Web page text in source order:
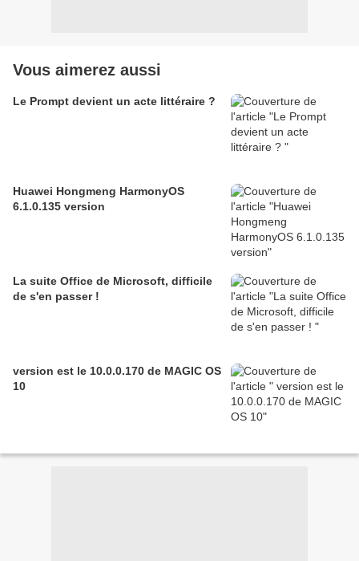
Vous aimerez aussi
Le Prompt devient un acte littéraire ?
Huawei Hongmeng HarmonyOS
6.1.0.135 version
La suite Office de Microsoft, difficile
de s'en passer !
version est le 10.0.0.170 de MAGIC OS
10